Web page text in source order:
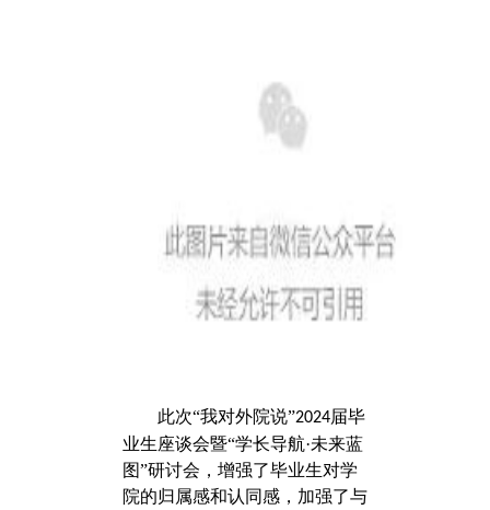
此次“我对外院说”2024届毕
业生座谈会暨“学长导航·未来蓝
图”研讨会，增强了毕业生对学
院的归属感和认同感，加强了与